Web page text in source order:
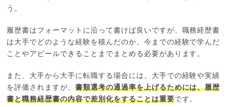
う。
履歴書はフォーマットに沿って書けば良いですが、職務経歴書
は大手でどのような経験を積んだのか、今までの経験で学んだ
ことやアピールできることまでまとめる必要があります。
また、大手から大手に転職する場合には、大手での経験や実績
を評価されますが、書類選考の通過率を上げるためには、履歴
書と職務経歴書の内容で差別化をすることは重要です。